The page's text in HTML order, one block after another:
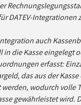
DATEV-Integrationen
auch
die Kasse eingelegt
erfasst:
das aus der
wodurch volle
gewährleistet wird.